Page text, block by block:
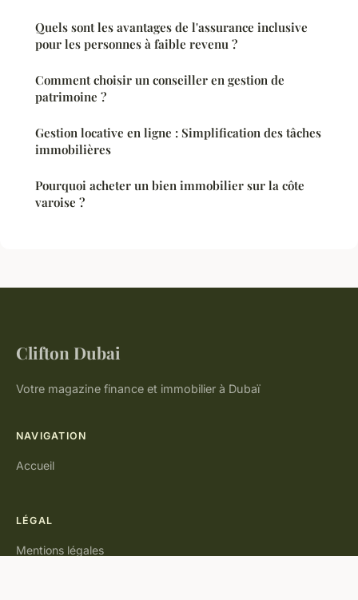
Quels sont les avantages de l'assurance inclusive
pour les personnes à faible revenu ?
Comment choisir un conseiller en gestion de
patrimoine ?
Gestion locative en ligne : Simplification des tâches
immobilières
Pourquoi acheter un bien immobilier sur la côte
varoise ?
Clifton Dubai
Votre magazine finance et immobilier à Dubaï
NAVIGATION
Accueil
LÉGAL
Mentions légales